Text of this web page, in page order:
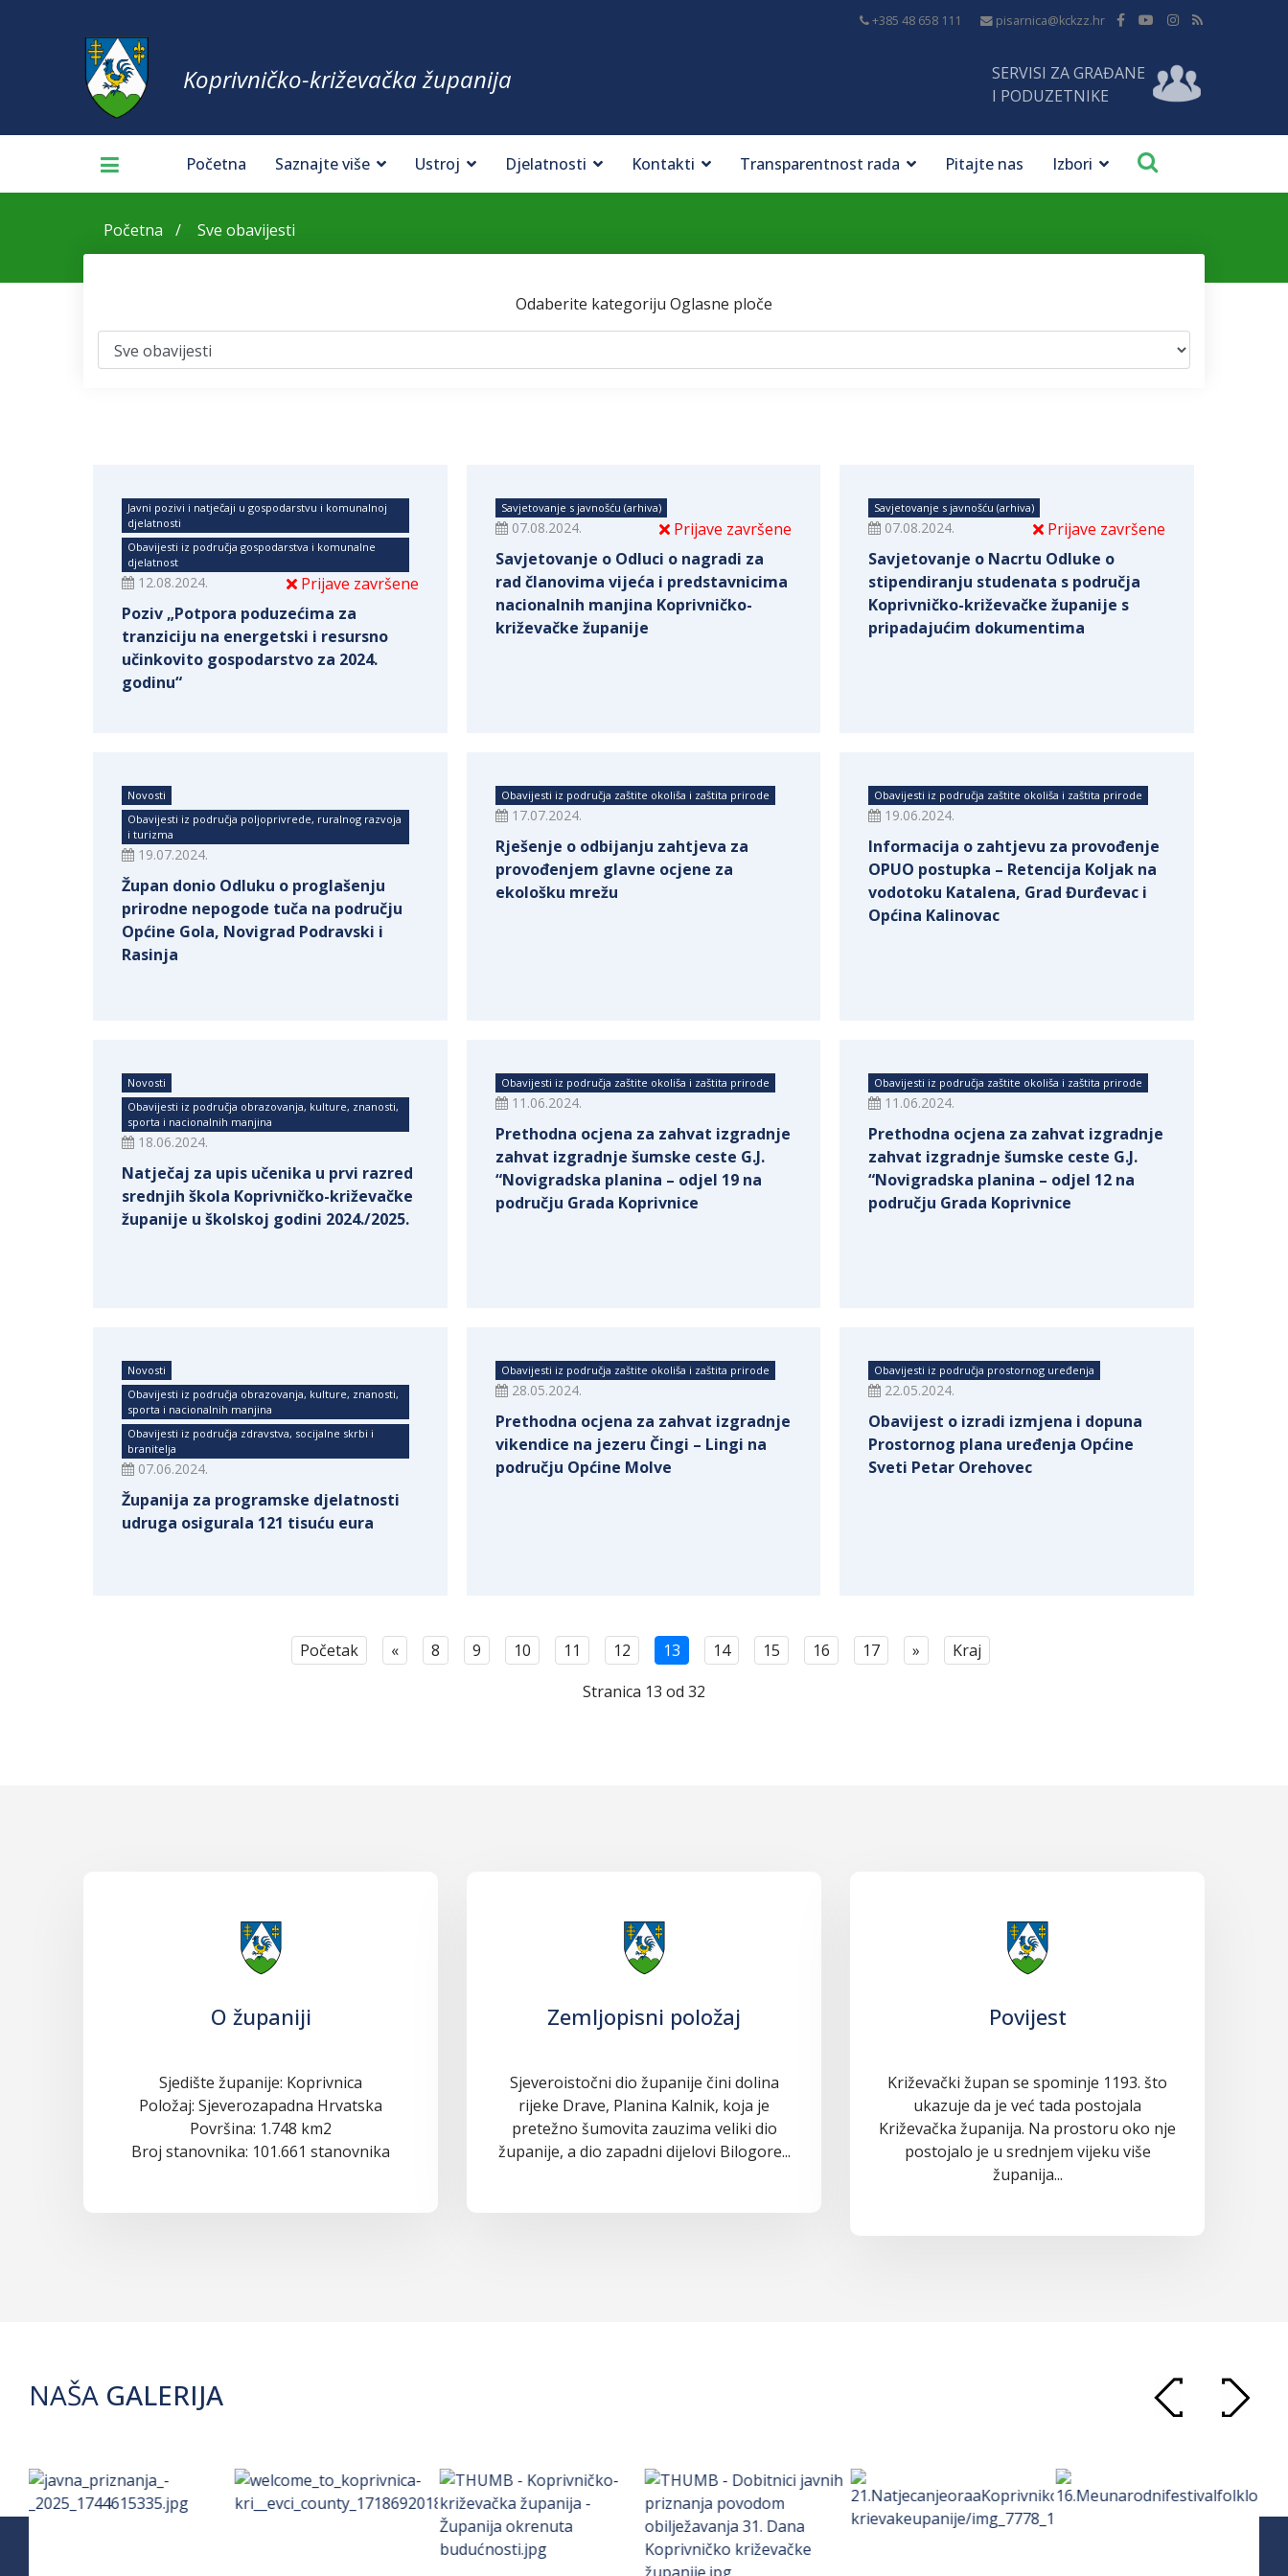
+385 48 658 111 pisarnica@kckzz.hr
Koprivničko-križevačka županija
SERVISI ZA GRAĐANE
I PODUZETNIKE
Početna Saznajte više Ustroj Djelatnosti Kontakti Transparentnost rada Pitajte nas Izbori
Početna Sve obavijesti
Odaberite kategoriju Oglasne ploče
Javni pozivi i natječaji u gospodarstvu i komunalnoj
djelatnosti
Obavijesti iz područja gospodarstva i komunalne
djelatnost
Prijave završene
12.08.2024.
Poziv „Potpora poduzećima za
tranziciju na energetski i resursno
učinkovito gospodarstvo za 2024.
godinu“
Savjetovanje s javnošću (arhiva)
Prijave završene
07.08.2024.
Savjetovanje o Odluci o nagradi za
rad članovima vijeća i predstavnicima
nacionalnih manjina Koprivničko-
križevačke županije
Savjetovanje s javnošću (arhiva)
Prijave završene
07.08.2024.
Savjetovanje o Nacrtu Odluke o
stipendiranju studenata s područja
Koprivničko-križevačke županije s
pripadajućim dokumentima
Novosti
Obavijesti iz područja poljoprivrede, ruralnog razvoja
i turizma
19.07.2024.
Župan donio Odluku o proglašenju
prirodne nepogode tuča na području
Općine Gola, Novigrad Podravski i
Rasinja
Obavijesti iz područja zaštite okoliša i zaštita prirode
17.07.2024.
Rješenje o odbijanju zahtjeva za
provođenjem glavne ocjene za
ekološku mrežu
Obavijesti iz područja zaštite okoliša i zaštita prirode
19.06.2024.
Informacija o zahtjevu za provođenje
OPUO postupka – Retencija Koljak na
vodotoku Katalena, Grad Đurđevac i
Općina Kalinovac
Novosti
Obavijesti iz područja obrazovanja, kulture, znanosti,
sporta i nacionalnih manjina
18.06.2024.
Natječaj za upis učenika u prvi razred
srednjih škola Koprivničko-križevačke
županije u školskoj godini 2024./2025.
Obavijesti iz područja zaštite okoliša i zaštita prirode
11.06.2024.
Prethodna ocjena za zahvat izgradnje
zahvat izgradnje šumske ceste G.J.
“Novigradska planina – odjel 19 na
području Grada Koprivnice
Obavijesti iz područja zaštite okoliša i zaštita prirode
11.06.2024.
Prethodna ocjena za zahvat izgradnje
zahvat izgradnje šumske ceste G.J.
“Novigradska planina – odjel 12 na
području Grada Koprivnice
Novosti
Obavijesti iz područja obrazovanja, kulture, znanosti,
sporta i nacionalnih manjina
Obavijesti iz područja zdravstva, socijalne skrbi i
branitelja
07.06.2024.
Županija za programske djelatnosti
udruga osigurala 121 tisuću eura
Obavijesti iz područja zaštite okoliša i zaštita prirode
28.05.2024.
Prethodna ocjena za zahvat izgradnje
vikendice na jezeru Čingi – Lingi na
području Općine Molve
Obavijesti iz područja prostornog uređenja
22.05.2024.
Obavijest o izradi izmjena i dopuna
Prostornog plana uređenja Općine
Sveti Petar Orehovec
Početak « 8 9 10 11 12 13 14 15 16 17 »
Kraj
Stranica 13 od 32
O županiji
Sjedište županije: Koprivnica
Položaj: Sjeverozapadna Hrvatska
Površina: 1.748 km2
Broj stanovnika: 101.661 stanovnika
Zemljopisni položaj
Sjeveroistočni dio županije čini dolina
rijeke Drave, Planina Kalnik, koja je
pretežno šumovita zauzima veliki dio
županije, a dio zapadni dijelovi Bilogore...
Povijest
Križevački župan se spominje 1193. što
ukazuje da je već tada postojala
Križevačka županija. Na prostoru oko nje
postojalo je u srednjem vijeku više
županija...
NAŠA GALERIJA